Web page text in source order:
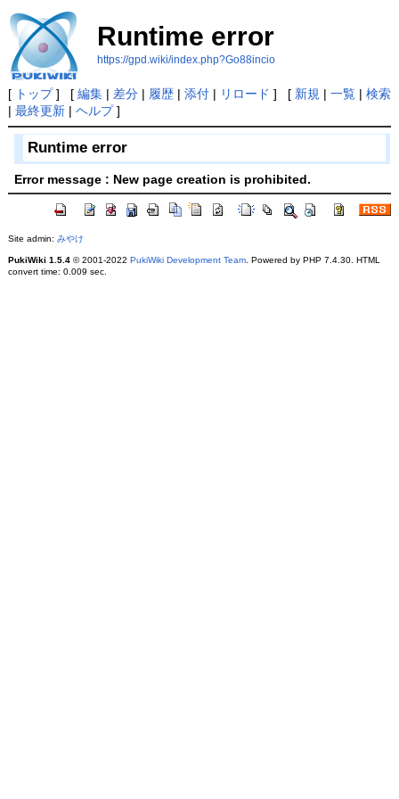
Runtime error
https://gpd.wiki/index.php?Go88incio
[ トップ] [ 編集| 差分| 履歴| 添付| リロード ] [ 新規 | 一覧| 検索
| 最終更新| ヘルプ]
Runtime error
Error message : New page creation is prohibited.
Site admin: みやけ
PukiWiki 1.5.4© 2001-2022 PukiWiki Development Team. Powered by PHP 7.4.30. HTML
convert time: 0.009 sec.